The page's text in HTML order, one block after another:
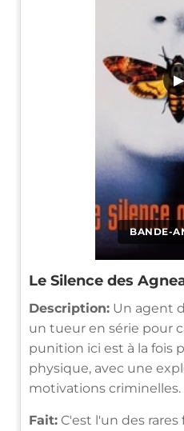
BANDE-
▶
Le Silence des
Description: Un agent
un tueur en série pour
punition ici est à la fois
physique, avec une
motivations criminelles.
Fait: C'est l'un des